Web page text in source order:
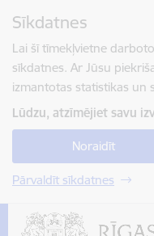
Sīkdatnes
Lai šī tīmekļvietne
sīkdatnes. Ar Jūsu
izmantotas statistikas un
Lūdzu, atzīmējiet savu
Noraidīt
Pārvaldīt sīkdatnes